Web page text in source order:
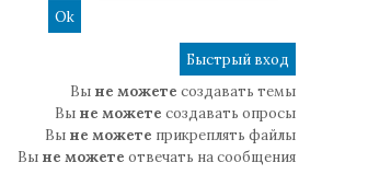
Вы не можете создавать темы
Вы не можете создавать опросы
Вы не можете прикреплять файлы
Вы не можете отвечать на сообщения